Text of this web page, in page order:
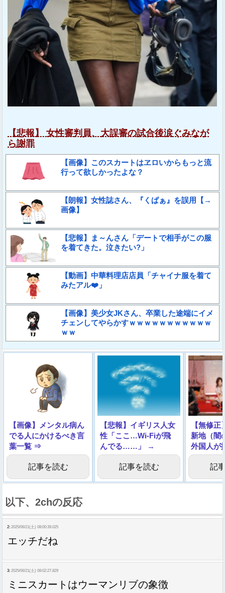
【悲報】 女性審判員、大誤審の試合後涙ぐみなが
ら謝罪
【画像】このスカートはヱロいからもっと流
行って欲しかったよな？
【朗報】女性誌さん、『くぱぁ』を誤用【→
画像】
【悲報】ま～んさん「デートで相手がこの服
を着てきた。泣きたい?」
【動画】中華料理店店員「チャイナ服を着て
みたアル❤️」
【画像】美少女JKさん、卒業した途端にイメ
チェンしてやらかすｗｗｗｗｗｗｗｗｗｗｗ
ｗｗ
【画像】メンタル病ん
でる人にかけるべき言
葉一覧 ⇒
記事を読む
【悲報】イギリス人女
性「ここ…Wi-Fiが飛
んでる……」 →
記事を読む
【無修
新地（闇
外国人が
画。これ
記
以下、2chの反応
2: 2025/06/21(土) 08:00:39.025
エッチだね
3: 2025/06/21(土) 08:02:27.829
ミニスカートはウーマンリブの象徴